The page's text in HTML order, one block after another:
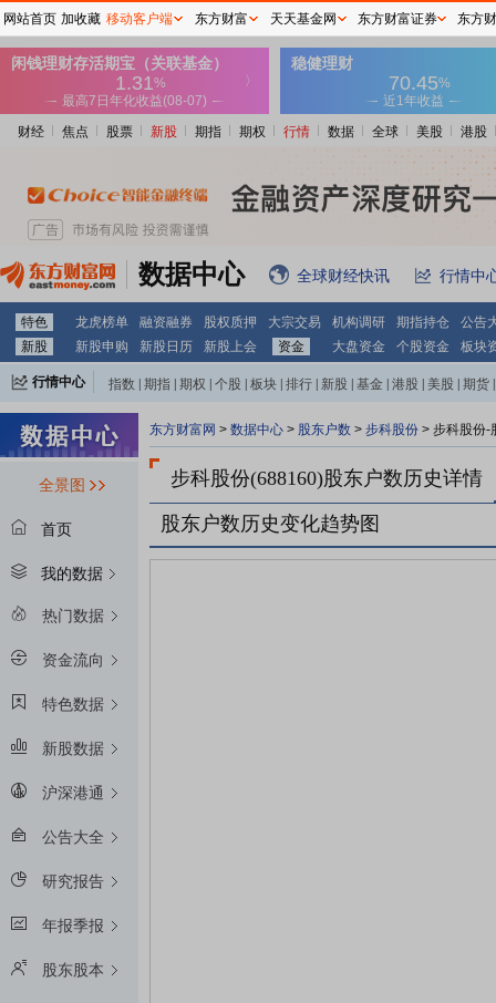
财经 焦点 股票 新股 期指 期权 行情 数据 全球 美股 港股
数据中心 全球财经快讯 行情中
特色 龙虎榜单 融资融券 股权质押 大宗交易 机构调研 期指持仓
公告
新股
新股申购 新股日历 新股上会 资金 大盘资金 个股资金 板块
行情中心 指数 期指 期权 个股 板块 排行 新股 基金 港股 美股 期货
全景图
首页
我的数据
热门数据
资金流向
特色数据
新股数据
沪深港通
公告大全
研究报告
年报季报
股东股本
东方财富网 > 数据中心 > 股东户数 > 步科股份 > 步科股份-
步科股份(688160)股东户数历史详情
股东户数历史变化趋势图
网站首页 加收藏 移动客户端 东方财富 天天基金网 东方财富证券 东方